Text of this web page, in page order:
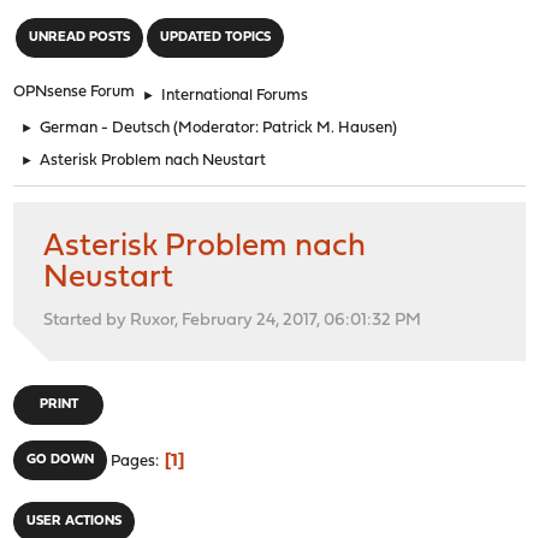
UNREAD POSTS UPDATED TOPICS
OPNsense Forum ► International Forums
► German - Deutsch (Moderator: Patrick M. Hausen)
► Asterisk Problem nach Neustart
Asterisk Problem nach
Neustart
Started by Ruxor, February 24, 2017, 06:01:32 PM
PRINT
GO DOWN Pages 1
USER ACTIONS